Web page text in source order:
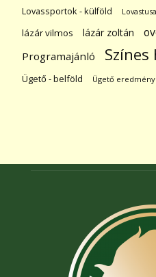
Lovassportok - külföld
lázár vilmos lázár zoltán
Programajánló
Ügető - belföld Ügető